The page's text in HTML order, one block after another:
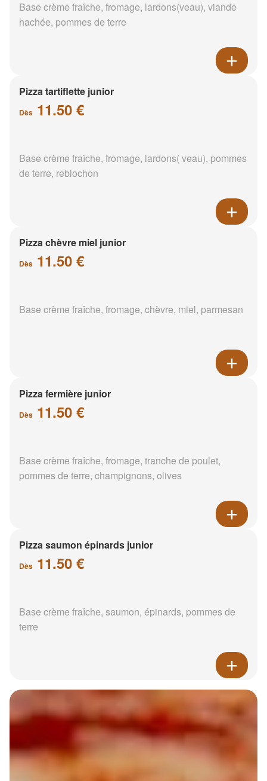
Base crème fraîche, fromage, lardons(veau), viande
hachée, pommes de terre
Pizza tartiflette junior
Dès 11.50 €
Base crème fraîche, fromage, lardons( veau), pommes
de terre, reblochon
Pizza chèvre miel junior
Dès 11.50 €
Base crème fraîche, fromage, chèvre, miel, parmesan
Pizza fermière junior
Dès 11.50 €
Base crème fraîche, fromage, tranche de poulet,
pommes de terre, champignons, olives
Pizza saumon épinards junior
Dès 11.50 €
Base crème fraîche, saumon, épinards, pommes de
terre